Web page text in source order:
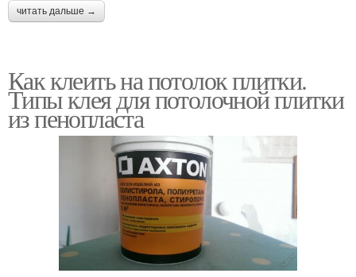
читать дальше →
Как клеить на потолок плитки.
Типы клея для потолочной плитки
из пенопласта